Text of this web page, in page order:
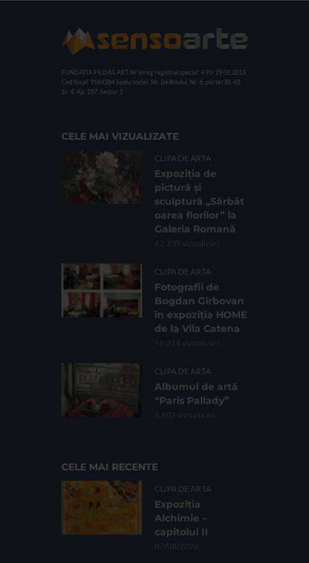
FUNDATIA FILDAS ART Nr inreg registrul special: 4 PJ/ 29.01.2013
Cod fiscal: 9164384 Sediu social: Str. Delfinului, Nr. 6, parter Bl. 42,
Sc. 4, Ap. 197, Sector 2
CELE MAI VIZUALIZATE
CLIPA DE ARTA
Expoziția de
pictură și
sculptură „Sărbăt
oarea florilor” la
Galeria Romană
62.735 vizualizari
CLIPA DE ARTA
Fotografii de
Bogdan Gîrbovan
în expoziția HOME
de la Vila Catena
16.218 vizualizari
CLIPA DE ARTA
Albumul de artă
“Paris Pallady”
6.602 vizualizari
CELE MAI RECENTE
CLIPA DE ARTA
Expoziția
Alchimie –
capitolul II
07/08/2026